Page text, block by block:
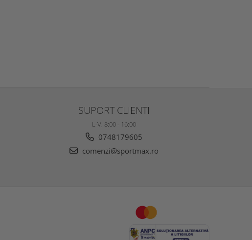
SUPORT CLIENTI
L-V, 8:00 - 16:00
0748179605
comenzi@sportmax.ro